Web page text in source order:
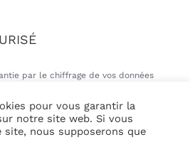
par le chiffrage de vos données
pour vous garantir la
notre site web. Si vous
nous supposerons que